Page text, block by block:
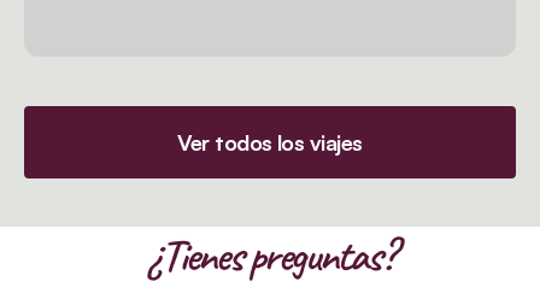
Ver todos los viajes
¿Tienes preguntas?